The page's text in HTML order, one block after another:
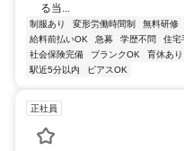
る当...
制服あり 変形労働時間制 無料研修
給料前払いOK
急募 学歴不問 住宅
社会保険完備
ブランクOK 育休あり
駅近5分以内
ピアスOK
正社員